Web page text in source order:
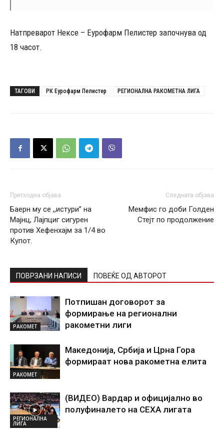
Натпреварот Нексе – Еурофарм Пелистер започнува од
18 часот.
ТАГОВИ РК Еурофарм Пелистер РЕГИОНАЛНА РАКОМЕТНА ЛИГА
Претходна објава
Баерн му се ,,истури” на
Мајнц, Лајпциг сигурен
против Хефенхајм за 1/4 во
Купот.
Следната објава
Мемфис го доби Голден
Стејт по продолжение
ПОВРЗАНИ НАПИСИ ПОВЕЌЕ ОД АВТОРОТ
РАКОМЕТ
Потпишан договорот за
формирање на регионални
ракометни лиги
РАКОМЕТ
Македонија, Србија и Црна Гора
формираат нова ракометна елита
РЕГИОНАЛНА
ЛИГА
(ВИДЕО) Вардар и официјално во
полуфиналето на СЕХА лигата